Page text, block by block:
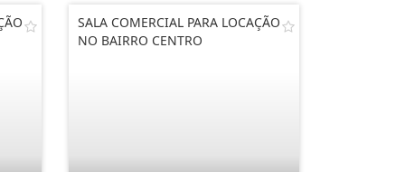
SALA COMERCIAL PARA LOCAÇÃO
NO BAIRRO CENTRO